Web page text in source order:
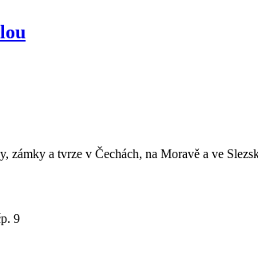
zámky a tvrze v Čechách, na Moravě a ve
9